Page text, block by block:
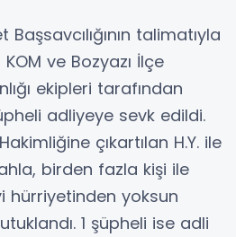
talimatıyla
ve Bozyazı İlçe
ekipleri tarafından
adliyeye sevk edildi.
çıkartılan H.Y. ile
birden fazla kişi ile
hürriyetinden yoksun
1 şüpheli ise adli